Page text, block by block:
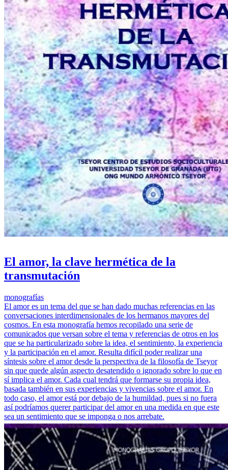
El amor, la clave hermética de la
transmutación
monografías
El amor es un tema del que se han dado muchas referencias en las
conversaciones interdimensionales de los hermanos mayores del
cosmos. En esta monografía hemos recopilado una serie de
comunicados que versan sobre el tema y referencias de otros en los
que se ha particularizado sobre la idea, el sentimiento, la experiencia
y la participación en el amor. Resulta difícil poder realizar una
síntesis sobre el amor desde la perspectiva de la filosofía de Tseyor
sin que quede algún aspecto desatendido o ignorado sobre lo que en
sí implica el amor. Cada cual tendrá que formarse su propia idea,
basada también en sus experiencias y vivencias sobre el amor. En
todo caso, el amor está por debajo de la humildad, pues si no fuera
así podríamos querer participar del amor en una medida en que este
sea un sentimiento que se imponga o nos arrebate.